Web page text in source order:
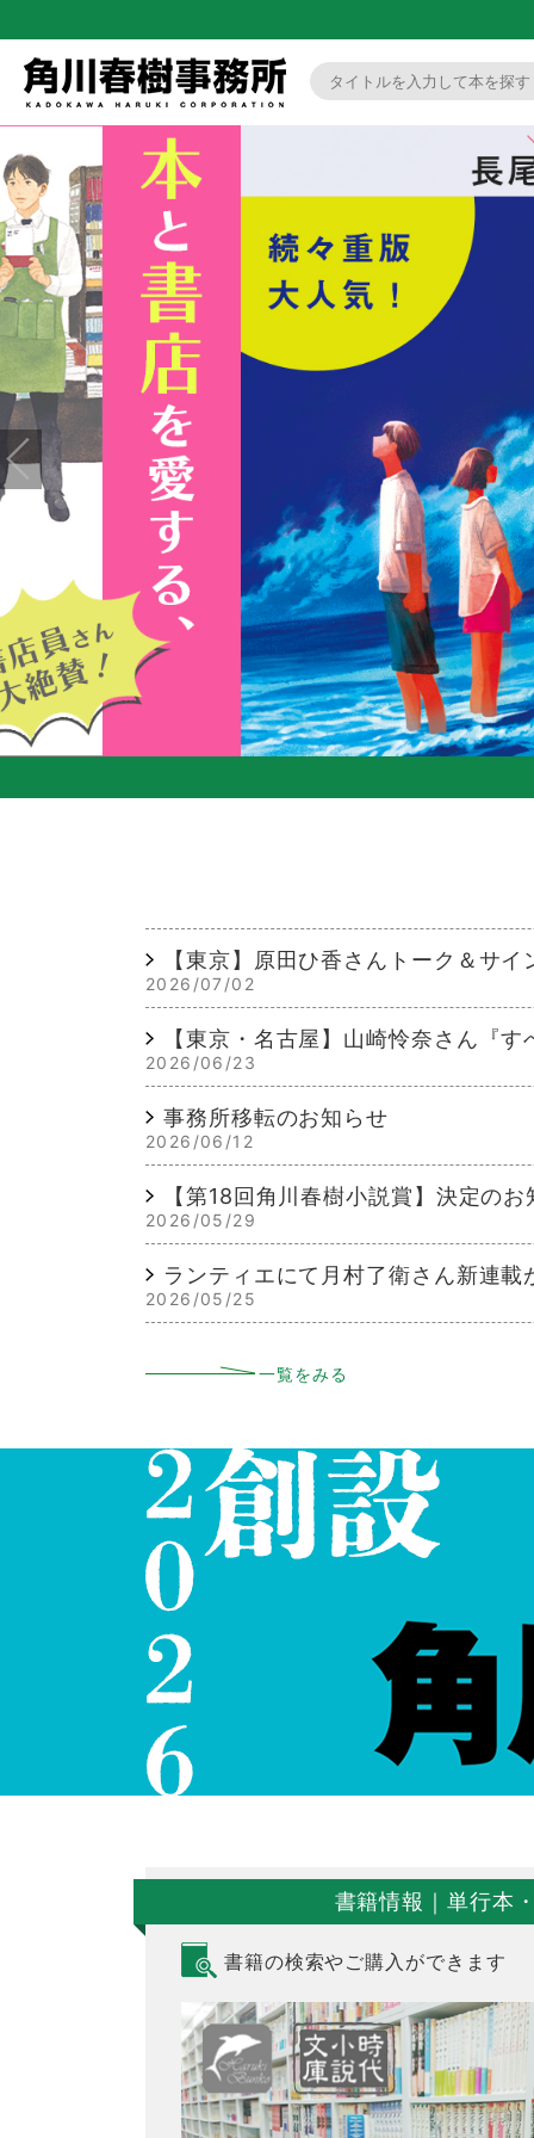
2026/07/02
【東京】原田ひ香さんトーク＆サイ
2026/06/23
【東京・名古屋】山崎怜奈さん『
2026/06/12
事務所移転のお知らせ
2026/05/29
【第18回角川春樹小説賞】決定のお
2026/05/25
ランティエにて月村了衛さん新連載
一覧をみる
書籍情報｜単行本
書籍の検索やご購入ができます